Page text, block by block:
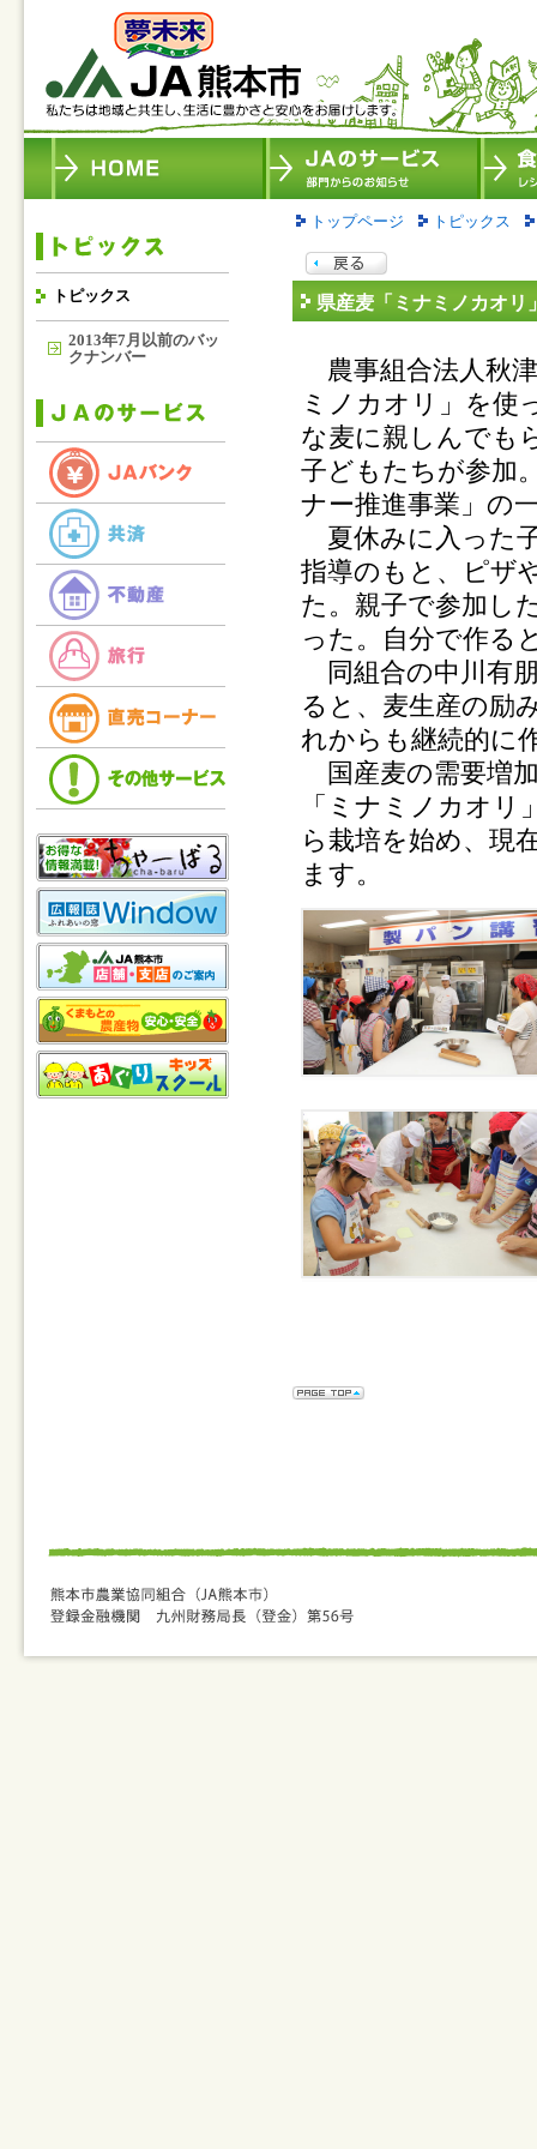
トピックス
2013年7月以前のバッ
クナンバー
トップページ トピックス
県産麦「ミナミノカオリ
農事組合法人秋
ミノカオリ」を使
な麦に親しんでも
子どもたちが参加
ナー推進事業」の
夏休みに入った
指導のもと、ピザ
た。親子で参加し
った。自分で作る
同組合の中川有
ると、麦生産の励
れからも継続的に
国産麦の需要増
「ミナミノカオ
ら栽培を始め、現
ます。